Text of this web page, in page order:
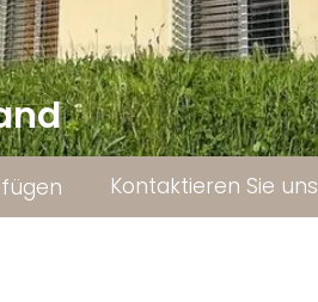
Kontaktieren Sie uns